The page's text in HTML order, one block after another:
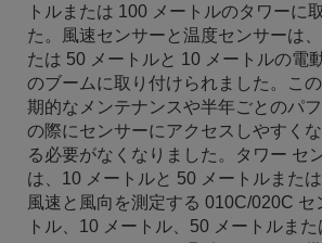
トルまたは 100 メートルのタワーに
た。風速センサーと温度センサーは
たは 50 メートルと 10 メートルの電
のブームに取り付けられました。こ
期的なメンテナンスや半年ごとのパ
の際にセンサーにアクセスしやすく
る必要がなくなりました。タワー セ
は、10 メートルと 50 メートルまた
風速と風向を測定する 010C/020C セ
トル、10 メートル、50 メートルま